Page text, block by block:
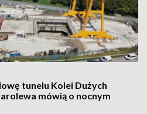
tunelu Kolei Dużych
mówią o nocnym